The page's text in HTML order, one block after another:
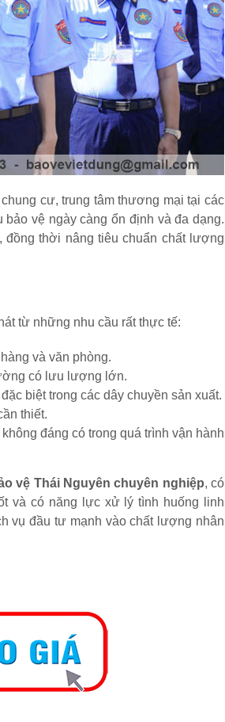
cư, trung tâm thương mại tại các
vệ ngày càng ổn định và đa dạng.
thời nâng tiêu chuẩn chất lượng
từ những nhu cầu rất thực tế:
và văn phòng.
có lưu lượng lớn.
đặc biệt trong các dây chuyền sản xuất.
thiết.
đáng có trong quá trình vận hành
vệ Thái Nguyên chuyên nghiệp, có
và có năng lực xử lý tình huống linh
vụ đầu tư mạnh vào chất lượng nhân